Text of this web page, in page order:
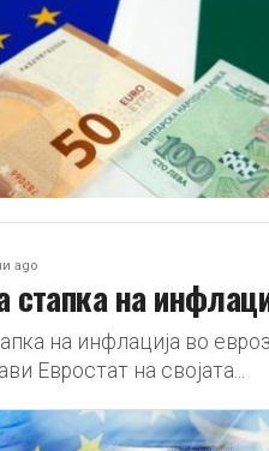
ago
стапка на
на инфлација во
Евростат на својата...